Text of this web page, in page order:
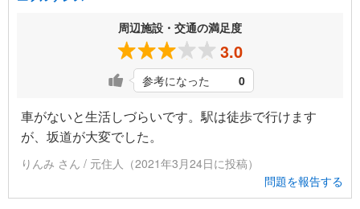
周辺施設・交通の満足度
3.0
参考になった 0
車がないと生活しづらいです。駅は徒歩で行けます
が、坂道が大変でした。
りんみ さん / 元住人（2021年3月24日に投稿）
問題を報告する